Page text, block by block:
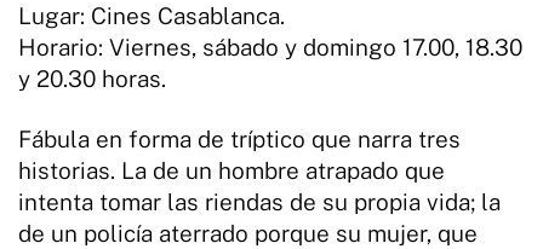
Lugar: Cines Casablanca.
Horario: Viernes, sábado y domingo 17.00, 18.30
y 20.30 horas.
Fábula en forma de tríptico que narra tres
historias. La de un hombre atrapado que
intenta tomar las riendas de su propia vida; la
de un policía aterrado porque su mujer, que